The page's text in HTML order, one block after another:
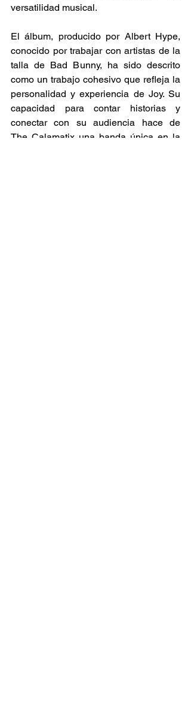
versatilidad musical​.
El álbum, producido por Albert Hype,
conocido por trabajar con artistas de la
talla de Bad Bunny, ha sido descrito
como un trabajo cohesivo que refleja la
personalidad y experiencia de Joy. Su
capacidad para contar historias y
conectar con su audiencia hace de
The Calamatix una banda única en la